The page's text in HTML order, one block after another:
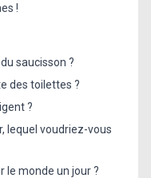
!
saucisson ?
des toilettes ?
?
lequel voudriez-vous
le monde un jour ?